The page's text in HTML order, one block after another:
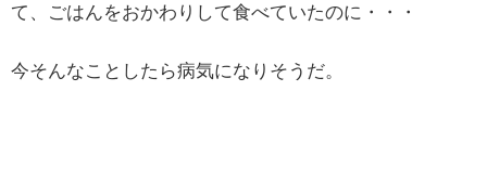
て、ごはんをおかわりして食べていたのに・・・
今そんなことしたら病気になりそうだ。